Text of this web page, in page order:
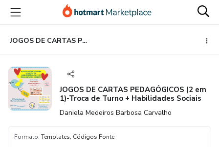
para
conteúdo
principal
para
pagamento
para
rodapé
JOGOS DE CARTAS PEDAGÓGICOS (2 em 1)-Troca de Turno + Habilidades Sociais
JOGOS DE CARTAS PEDAGÓGICOS (2 em
1)-Troca de Turno + Habilidades Sociais
Daniela Medeiros Barbosa Carvalho
Formato: Templates, Códigos Fonte